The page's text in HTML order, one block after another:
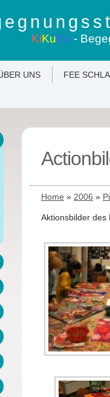
KiKuBa -
UNS FEE
Home » 2006 »
Aktionsbilder des